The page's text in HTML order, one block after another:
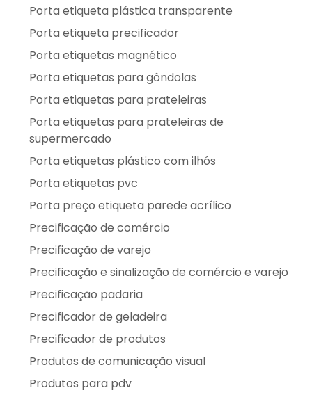
Porta etiqueta plástica transparente
Porta etiqueta precificador
Porta etiquetas magnético
Porta etiquetas para gôndolas
Porta etiquetas para prateleiras
Porta etiquetas para prateleiras de
supermercado
Porta etiquetas plástico com ilhós
Porta etiquetas pvc
Porta preço etiqueta parede acrílico
Precificação de comércio
Precificação de varejo
Precificação e sinalização de comércio e varejo
Precificação padaria
Precificador de geladeira
Precificador de produtos
Produtos de comunicação visual
Produtos para pdv